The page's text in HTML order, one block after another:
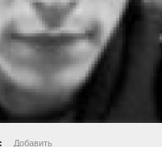
Добавить